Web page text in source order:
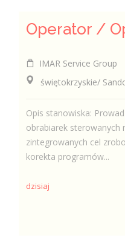
IMAR Service Group
świętokrzyskie/
Opis stanowiska:
obrabiarek sterowanych
zintegrowanych cel
korekta programów...
dzisiaj